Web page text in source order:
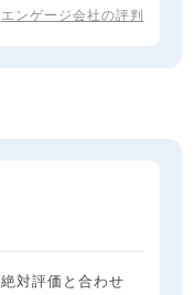
エンゲージ会社の評判
対評価と合わせ